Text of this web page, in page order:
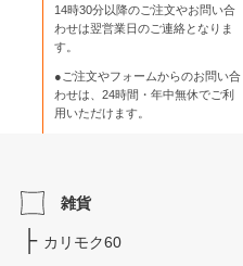
14時30分以降のご注文やお問い合
わせは翌営業日のご連絡となりま
す。
●ご注文やフォームからのお問い合
わせは、 24時間・年中無休でご利
用いただけます。
雑貨
カリモク60